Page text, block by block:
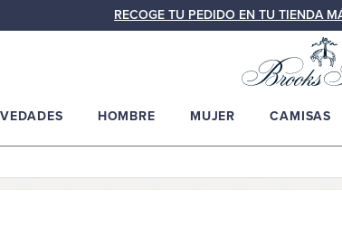
RECOGE TU PEDIDO EN TU TIENDA
HOMBRE MUJER CAMISAS